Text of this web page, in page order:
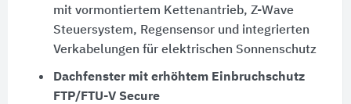
mit vormontiertem Kettenantrieb, Z-Wave
Steuersystem, Regensensor und integrierten
Verkabelungen für elektrischen Sonnenschutz
Dachfenster mit erhöhtem Einbruchschutz
FTP/FTU-V Secure